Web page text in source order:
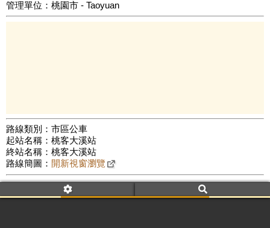
管理單位：桃園市 - Taoyuan
路線類別：市區公車
起站名稱：桃客大溪站
終站名稱：桃客大溪站
路線簡圖： 開新視窗瀏覽
附屬名稱：L701A
車頭描述：河東線(延駛向天坡)
公車數量: 累計8149、上線6970